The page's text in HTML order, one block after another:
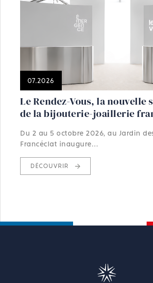
07.2026
Le Rendez-Vous, la nouvelle
de la bijouterie-joaillerie
Du 2 au 5 octobre 2026, au Jardin
Francéclat inaugure…
DÉCOUVRIR